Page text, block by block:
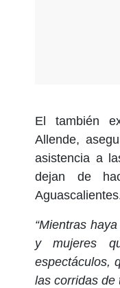
El también
Allende,
asistencia a
dejan de
“Mientras
y mujeres
espectáculos,
las corridas de